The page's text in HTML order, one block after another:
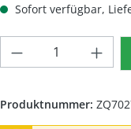
Sofort verfügbar,
Produkt
Produktnummer: